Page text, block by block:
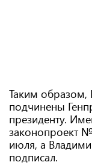
Таким образом,
подчинены
президенту.
законопроект
июля, а
подписал.